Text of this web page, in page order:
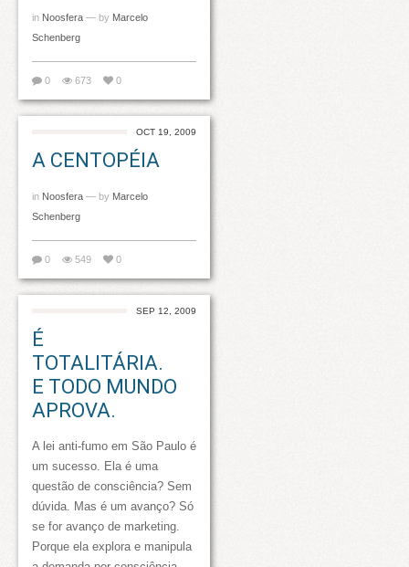
in Noosfera — by Marcelo
Schenberg
0 673 0
OCT 19, 2009
A CENTOPÉIA
in Noosfera — by Marcelo
Schenberg
0 549 0
SEP 12, 2009
É
TOTALITÁRIA.
E TODO MUNDO
APROVA.
A lei anti-fumo em São Paulo é
um sucesso. Ela é uma
questão de consciência? Sem
dúvida. Mas é um avanço? Só
se for avanço de marketing.
Porque ela explora e manipula